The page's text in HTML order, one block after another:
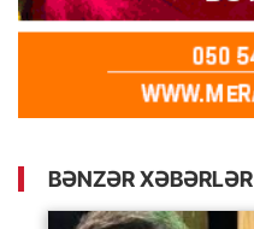
BƏNZƏR XƏBƏRLƏR